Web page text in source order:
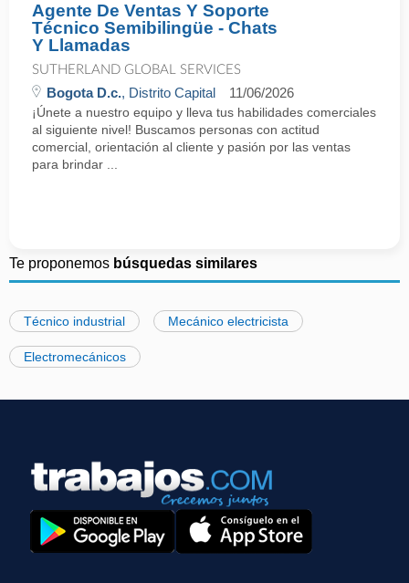
Agente De Ventas Y Soporte
Técnico Semibilingüe - Chats
Y Llamadas
SUTHERLAND GLOBAL SERVICES
Bogota D.c., Distrito Capital 11/06/2026
¡Únete a nuestro equipo y lleva tus habilidades comerciales
al siguiente nivel! Buscamos personas con actitud
comercial, orientación al cliente y pasión por las ventas
para brindar ...
Te proponemos búsquedas similares
Técnico industrial Mecánico electricista
Electromecánicos